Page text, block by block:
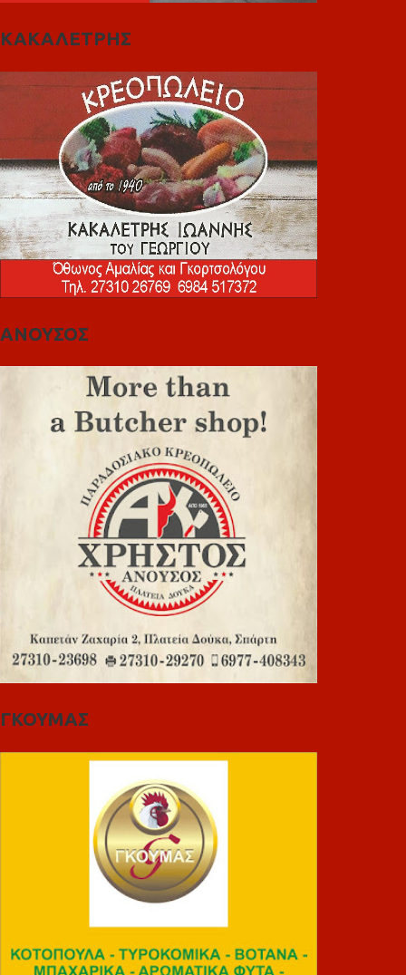
ΚΑΚΑΛΕΤΡΗΣ
ΑΝΟΥΣΟΣ
ΓΚΟΥΜΑΣ